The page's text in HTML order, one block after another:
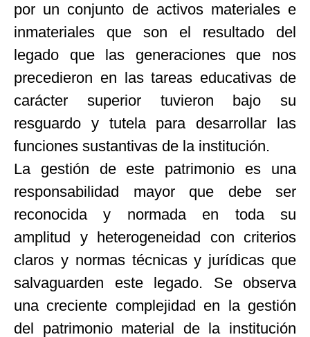
por un conjunto de activos materiales e
inmateriales que son el resultado del
legado que las generaciones que nos
precedieron en las tareas educativas de
carácter superior tuvieron bajo su
resguardo y tutela para desarrollar las
funciones sustantivas de la institución.
La gestión de este patrimonio es una
responsabilidad mayor que debe ser
reconocida y normada en toda su
amplitud y heterogeneidad con criterios
claros y normas técnicas y jurídicas que
salvaguarden este legado. Se observa
una creciente complejidad en la gestión
del patrimonio material de la institución